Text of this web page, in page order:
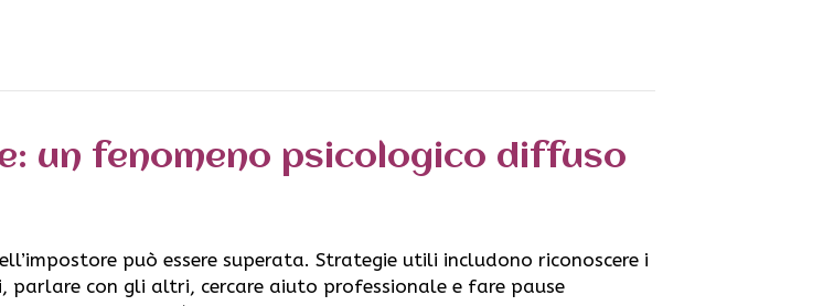
un fenomeno psicologico diffuso
può essere superata. Strategie utili includono riconoscere i
parlare con gli altri, cercare aiuto professionale e fare pause